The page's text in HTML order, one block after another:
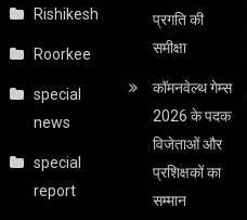
Rishikesh
Roorkee
special
news
special
report
प्रगति की
समीक्षा
कॉमनवेल्थ गेम्स
2026 के पदक
विजेताओं और
प्रशिक्षकों का
सम्मान